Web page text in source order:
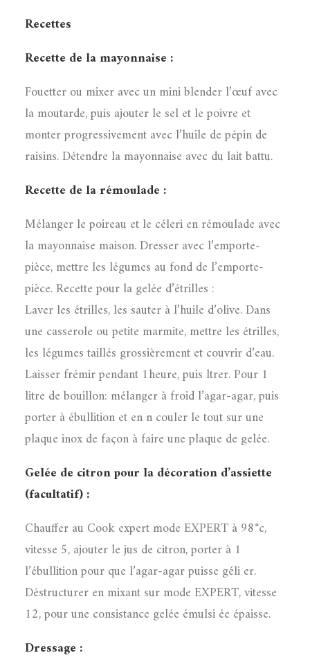
Recettes
Recette de la mayonnaise :
Fouetter ou mixer avec un mini blender l’œuf avec
la moutarde, puis ajouter le sel et le poivre et
monter progressivement avec l’huile de pépin de
raisins. Détendre la mayonnaise avec du lait battu.
Recette de la rémoulade :
Mélanger le poireau et le céleri en rémoulade avec
la mayonnaise maison. Dresser avec l’emporte-
pièce, mettre les légumes au fond de l’emporte-
pièce. Recette pour la gelée d’étrilles :
Laver les étrilles, les sauter à l’huile d’olive. Dans
une casserole ou petite marmite, mettre les étrilles,
les légumes taillés grossièrement et couvrir d’eau.
Laisser frémir pendant 1heure, puis ltrer. Pour 1
litre de bouillon: mélanger à froid l’agar-agar, puis
porter à ébullition et en n couler le tout sur une
plaque inox de façon à faire une plaque de gelée.
Gelée de citron pour la décoration d’assiette
(facultatif) :
Chauffer au Cook expert mode EXPERT à 98°c,
vitesse 5, ajouter le jus de citron, porter à 1
l’ébullition pour que l’agar-agar puisse géli er.
Déstructurer en mixant sur mode EXPERT, vitesse
12, pour une consistance gelée émulsi ée épaisse.
Dressage :